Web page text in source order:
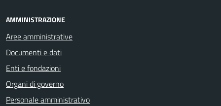
AMMINISTRAZIONE
Aree amministrative
Documenti e dati
Enti e fondazioni
Organi di governo
Personale amministrativo